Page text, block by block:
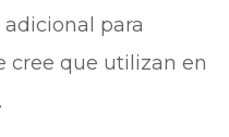
para
cree que utilizan en